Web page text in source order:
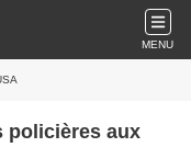
MENU
policières aux